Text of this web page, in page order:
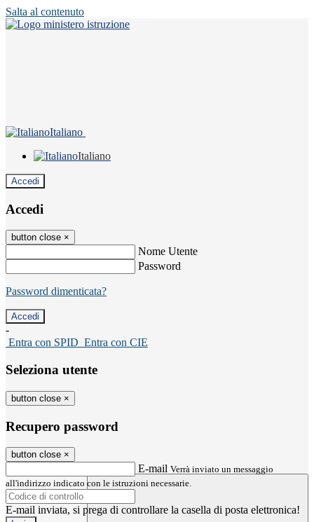
Salta al contenuto
Italiano
Italiano
Accedi
Accedi
button close ×
Nome Utente
Password
Password dimenticata?
-
Entra con SPID Entra con CIE
Seleziona utente
button close ×
Recupero password
button close ×
E-mail Verrà inviato un messaggio
all'indirizzo indicato con le istruzioni necessarie.
E-mail inviata, si prega di controllare la casella di posta elettronica!